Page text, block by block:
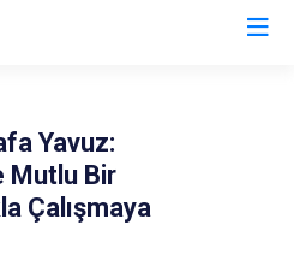
Yavuz:
Mutlu Bir
Çalışmaya